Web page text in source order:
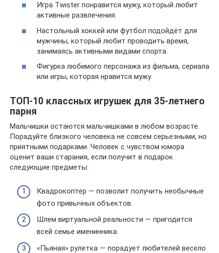
Игра Twister понравится мужу, который любит
активные развлечения.
Настольный хоккей или футбол подойдёт для
мужчины, который любит проводить время,
занимаясь активными видами спорта.
Фигурка любимого персонажа из фильма, сериала
или игры, которая нравится мужу.
ТОП-10 классных игрушек для 35-летнего
парня
Мальчишки остаются мальчишками в любом возрасте.
Порадуйте близкого человека не совсем серьезными, но
приятными подарками. Человек с чувством юмора
оценит ваши старания, если получит в подарок
следующие предметы:
Квадрокоптер — позволит получить необычные
фото привычных объектов.
Шлем виртуальной реальности — пригодится
всей семье именинника.
«Пьяная» рулетка — порадует любителей весело